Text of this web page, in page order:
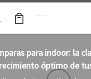
Search
clave para un
tus plantas